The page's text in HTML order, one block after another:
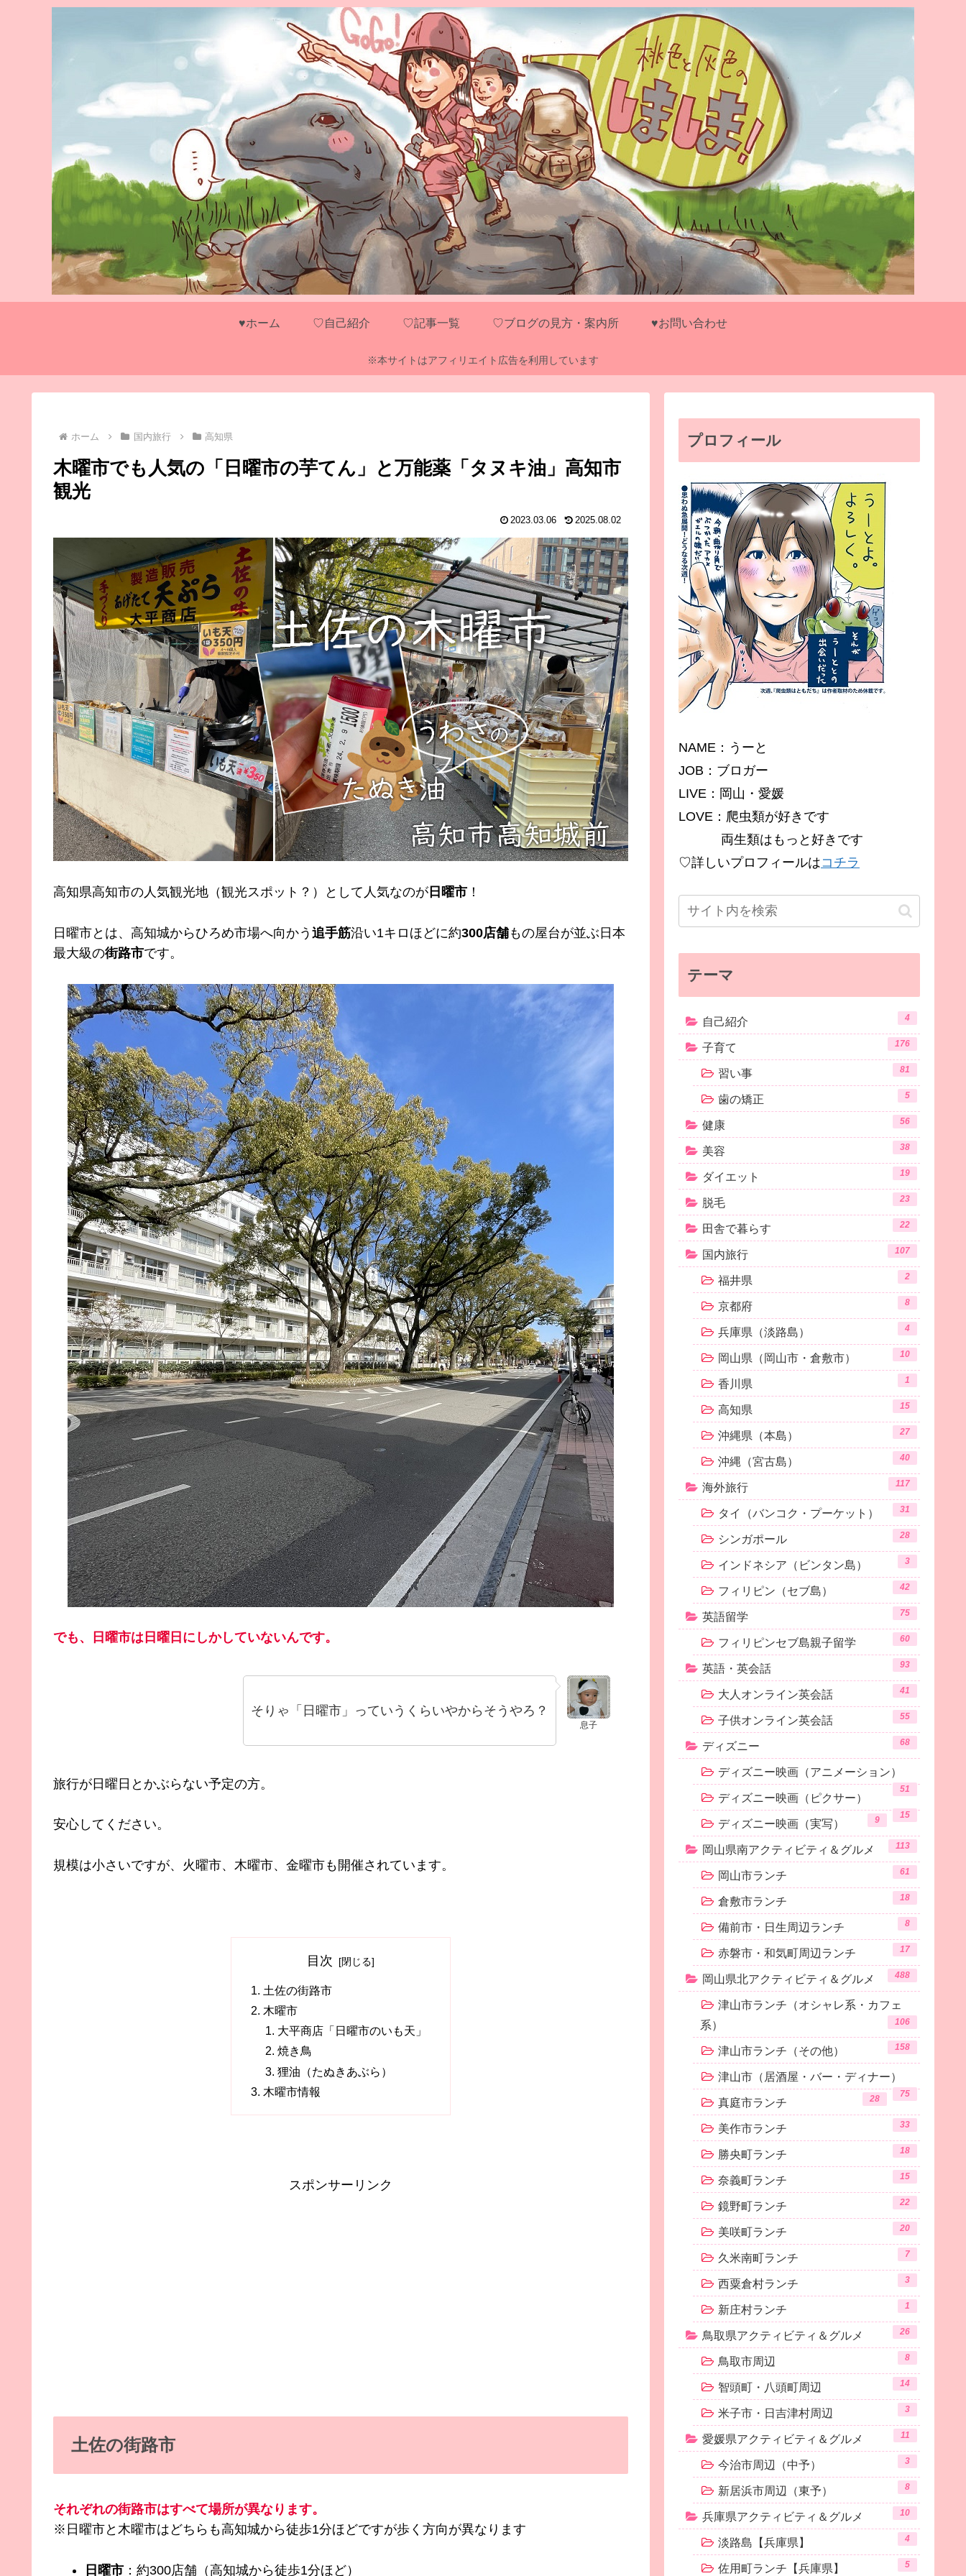
♥ホーム ♡自己紹介 ♡記事一覧 ♡ブログの見方・案内所 ♥お問い合わせ
※本サイトはアフィリエイト広告を利用しています
ホーム 国内旅行 高知県
木曜市でも人気の「日曜市の芋てん」と万能薬「タヌキ油」高知市
観光
2023.03.06 2025.08.02
高知県高知市の人気観光地（観光スポット？）として人気なのが 日曜市 ！
日曜市とは、高知城からひろめ市場へ向かう 追手筋沿い1キロほどに約300店舗もの屋台が並ぶ日本
最大級の街路市です。
でも、日曜市は日曜日にしかしていないんです。
息子
そりゃ「日曜市」っていうくらいやからそうやろ？
旅行が日曜日とかぶらない予定の方。
安心してください。
規模は小さいですが、火曜市、木曜市、金曜市も開催されています。
目次
土佐の街路市
木曜市
大平商店「日曜市のいも天」
焼き鳥
狸油（たぬきあぶら）
木曜市情報
スポンサーリンク
土佐の街路市
それぞれの街路市はすべて場所が異なります。
※日曜市と木曜市はどちらも高知城から徒歩1分ほどですが歩く方向が異なります
日曜市：約300店舗（高知城から徒歩1分ほど）
プロフィール
NAME：うーと
JOB：ブロガー
LIVE：岡山・愛媛
LOVE：爬虫類が好きです
両生類はもっと好きです
♡詳しいプロフィールはコチラ
テーマ
自己紹介 4
子育て 176
習い事 81
歯の矯正 5
健康 56
美容 38
ダイエット 19
脱毛 23
田舎で暮らす 22
国内旅行 107
福井県 2
京都府 8
兵庫県（淡路島） 4
岡山県（岡山市・倉敷市） 10
香川県 1
高知県 15
沖縄県（本島） 27
沖縄（宮古島） 40
海外旅行 117
タイ（バンコク・プーケット） 31
シンガポール 28
インドネシア（ビンタン島） 3
フィリピン（セブ島） 42
英語留学 75
フィリピンセブ島親子留学 60
英語・英会話 93
大人オンライン英会話 41
子供オンライン英会話 55
ディズニー 68
ディズニー映画（アニメーション）
51
ディズニー映画（ピクサー）
15
ディズニー映画（実写） 9
岡山県南アクティビティ＆グルメ 113
岡山市ランチ 61
倉敷市ランチ 18
備前市・日生周辺ランチ 8
赤磐市・和気町周辺ランチ 17
岡山県北アクティビティ＆グルメ 488
津山市ランチ（オシャレ系・カフェ
系）
106
津山市ランチ（その他） 158
津山市（居酒屋・バー・ディナー）
75
真庭市ランチ 28
美作市ランチ 33
勝央町ランチ 18
奈義町ランチ 15
鏡野町ランチ 22
美咲町ランチ 20
久米南町ランチ 7
西粟倉村ランチ 3
新庄村ランチ 1
鳥取県アクティビティ＆グルメ 26
鳥取市周辺 8
智頭町・八頭町周辺 14
米子市・日吉津村周辺 3
愛媛県アクティビティ＆グルメ 11
今治市周辺（中予） 3
新居浜市周辺（東予） 8
兵庫県アクティビティ＆グルメ 10
淡路島【兵庫県】 4
佐用町ランチ【兵庫県】 5